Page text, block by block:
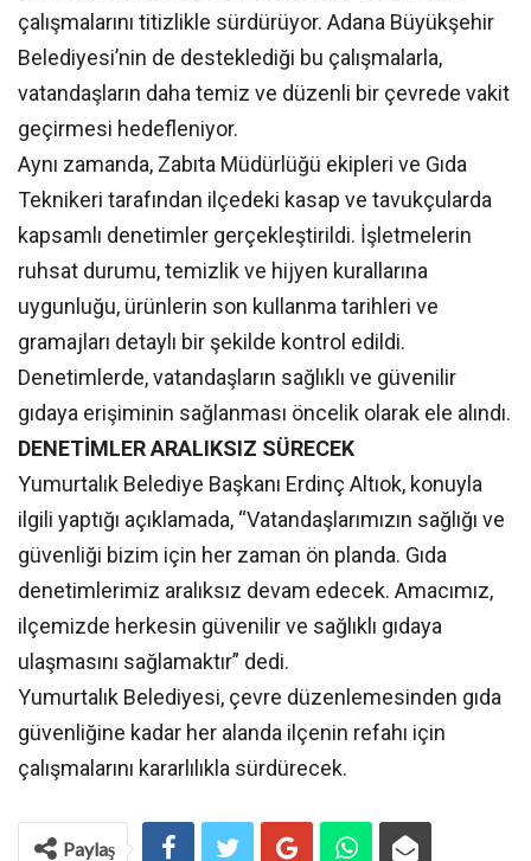
çalışmalarını titizlikle sürdürüyor. Adana Büyükşehir
Belediyesi’nin de desteklediği bu çalışmalarla,
vatandaşların daha temiz ve düzenli bir çevrede vakit
geçirmesi hedefleniyor.
Aynı zamanda, Zabıta Müdürlüğü ekipleri ve Gıda
Teknikeri tarafından ilçedeki kasap ve tavukçularda
kapsamlı denetimler gerçekleştirildi. İşletmelerin
ruhsat durumu, temizlik ve hijyen kurallarına
uygunluğu, ürünlerin son kullanma tarihleri ve
gramajları detaylı bir şekilde kontrol edildi.
Denetimlerde, vatandaşların sağlıklı ve güvenilir
gıdaya erişiminin sağlanması öncelik olarak ele alındı.
DENETİMLER ARALIKSIZ SÜRECEK
Yumurtalık Belediye Başkanı Erdinç Altıok, konuyla
ilgili yaptığı açıklamada, “Vatandaşlarımızın sağlığı ve
güvenliği bizim için her zaman ön planda. Gıda
denetimlerimiz aralıksız devam edecek. Amacımız,
ilçemizde herkesin güvenilir ve sağlıklı gıdaya
ulaşmasını sağlamaktır” dedi.
Yumurtalık Belediyesi, çevre düzenlemesinden gıda
güvenliğine kadar her alanda ilçenin refahı için
çalışmalarını kararlılıkla sürdürecek.
Paylaş